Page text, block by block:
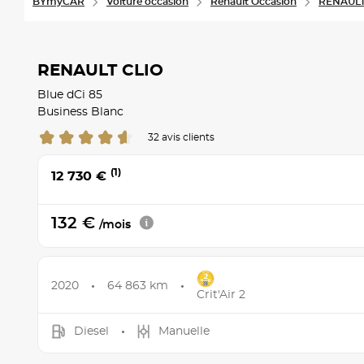
RENAULT CLIO
Blue dCi 85
Business Blanc
32 avis clients
12 730 € (1)
132 € /mois
2020 64 863 km
Crit'Air 2
Diesel Manuelle